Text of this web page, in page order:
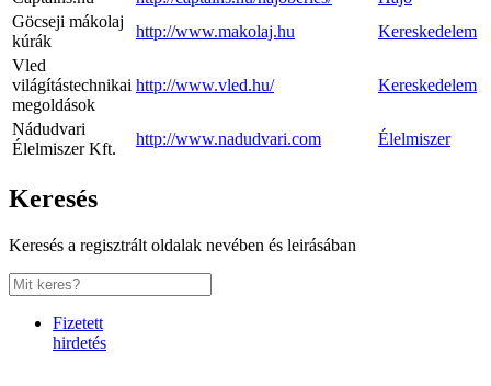
Göcseji mákolaj
kúrák
http://www.makolaj.hu
Kereskedelem
Vled
világítástechnikai
megoldások
http://www.vled.hu/ Kereskedelem
Nádudvari
Élelmiszer Kft.
http://www.nadudvari.com Élelmiszer
Keresés
Keresés a regisztrált oldalak nevében és leirásában
Fizetett
hirdetés